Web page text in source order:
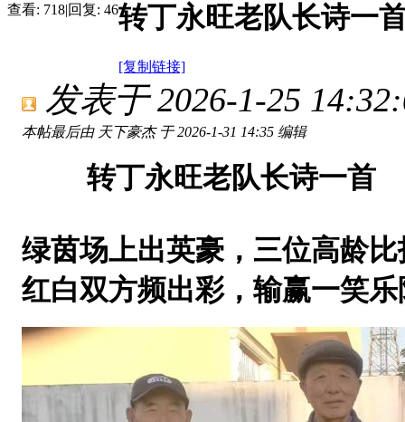
查看: 718|回复: 46转丁永旺老队长诗一
[复制链接]
发表于 2026-1-25
本帖最后由 天下豪杰 于 2026-1-31 14:35 编辑
转丁永旺老队长诗一首
绿茵场上出英豪，三位高龄
红白双方频出彩，输赢一笑